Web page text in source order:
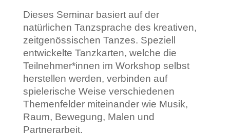
Dieses Seminar basiert auf der
natürlichen Tanzsprache des kreativen,
zeitgenössischen Tanzes. Speziell
entwickelte Tanzkarten, welche die
Teilnehmer*innen im Workshop selbst
herstellen werden, verbinden auf
spielerische Weise verschiedenen
Themenfelder miteinander wie Musik,
Raum, Bewegung, Malen und
Partnerarbeit.